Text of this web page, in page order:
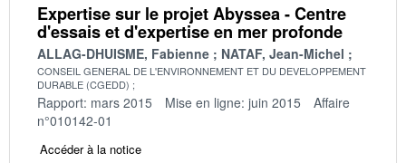
Expertise sur le projet Abyssea - Centre
d'essais et d'expertise en mer profonde
ALLAG-DHUISME, Fabienne NATAF, Jean-Michel
CONSEIL GENERAL DE L'ENVIRONNEMENT ET DU DEVELOPPEMENT
DURABLE (CGEDD)
Rapport: mars 2015 Mise en ligne: juin 2015
Affaire
n°010142-01
Accéder à la notice